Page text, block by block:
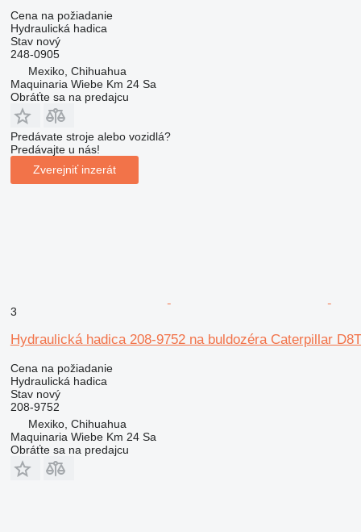
Cena na požiadanie
Hydraulická hadica
Stavnový
248-0905
Mexiko, Chihuahua
Maquinaria Wiebe Km 24 Sa
Obráťte sa na predajcu
Predávate stroje alebo vozidlá?
Predávajte u nás!
Zverejniť inzerát
3
Hydraulická hadica 208-9752 na buldozéra Caterpillar D8T
Cena na požiadanie
Hydraulická hadica
Stavnový
208-9752
Mexiko, Chihuahua
Maquinaria Wiebe Km 24 Sa
Obráťte sa na predajcu